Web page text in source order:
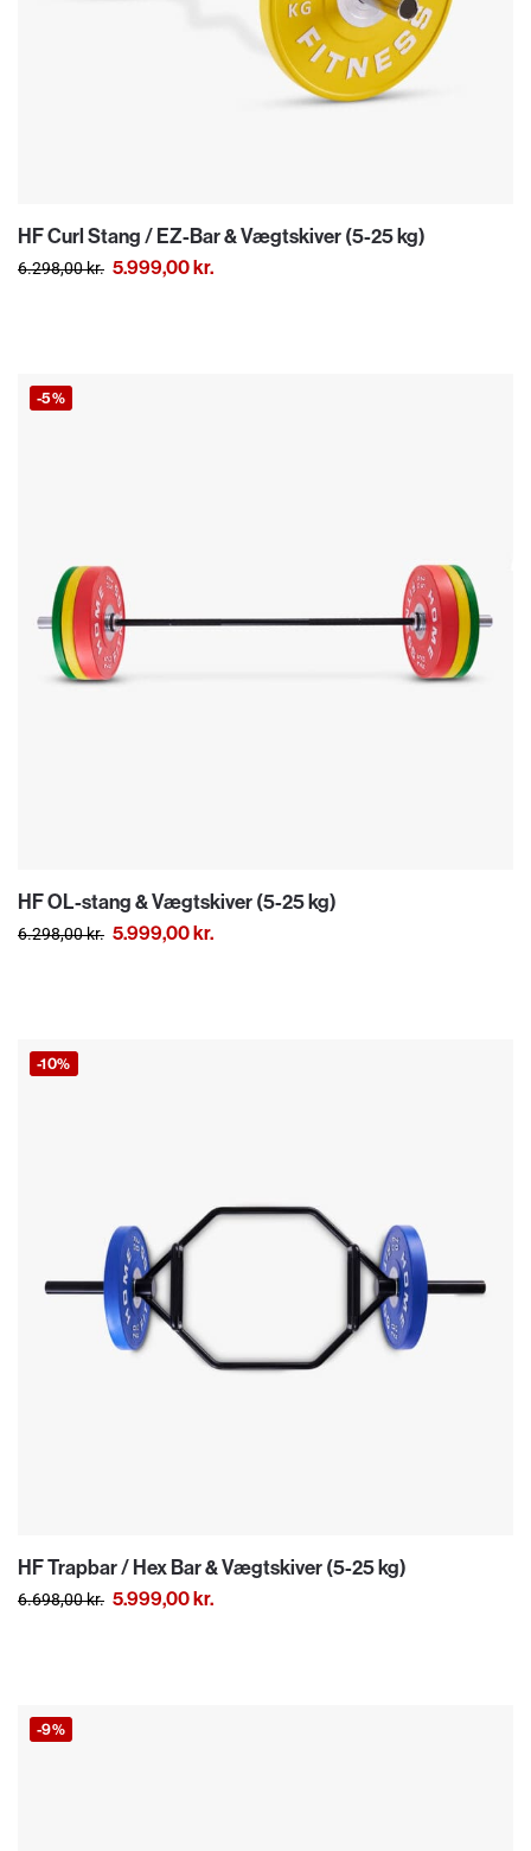
HF Curl Stang / EZ-Bar & Vægtskiver (5-25 kg)
6.298,00kr. 5.999,00kr.
-5%
HF OL-stang & Vægtskiver (5-25 kg)
6.298,00kr. 5.999,00kr.
-10%
HF Trapbar / Hex Bar & Vægtskiver (5-25 kg)
6.698,00kr. 5.999,00kr.
-9%